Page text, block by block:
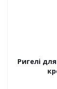
Ригелі